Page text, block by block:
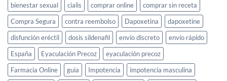
bienestar sexual cialis comprar online
comprar sin receta
Compra Segura
contra reembolso Dapoxetina
dapoxetine
disfunción eréctil
dosis sildenafil envío discreto
envío rápido
España
Eyaculación Precoz
eyaculación precoz
Farmacia Online
guia Impotencia
impotencia masculina